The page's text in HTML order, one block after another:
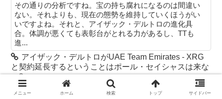
その通りの分析ですね。宝の持ち腐れになるのは間違い
ない。それよりも、現在の態勢を維持していくほうがい
いですよね。それと、アイザック・デルトロの進化具
合。体調が悪くても表彰台がとれる力があるし、TTも
進...
アイザック・デルトロがUAE Team Emirates - XRG
と契約延長するということはポール・セイシャスは来な
い?
ソルト
メニュー ホーム 検索 トップ サイドバー